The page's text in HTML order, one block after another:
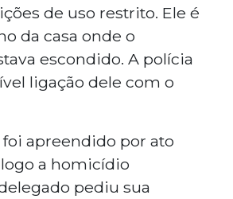
de uso restrito. Ele é
da casa onde o
escondido. A polícia
ligação dele com o
apreendido por ato
a homicídio
pediu sua